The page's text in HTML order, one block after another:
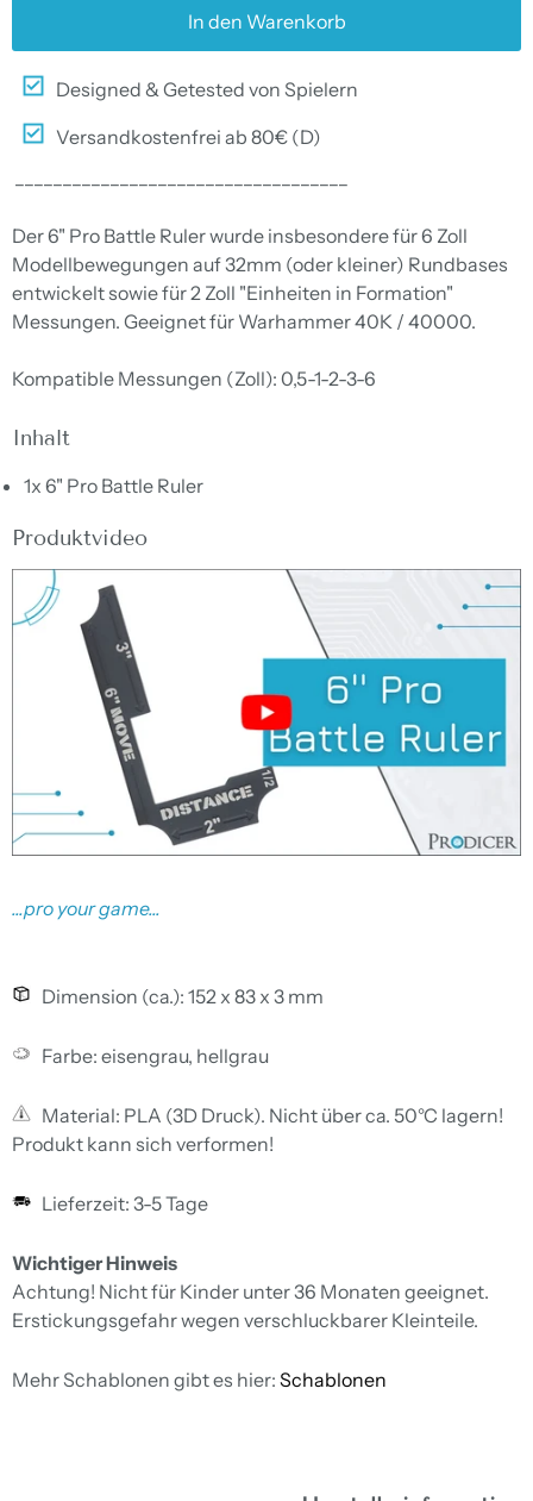
In den Warenkorb
Designed & Getested von Spielern
Versandkostenfrei ab 80€ (D)
Der 6" Pro Battle Ruler wurde insbesondere für 6 Zoll
Modellbewegungen auf 32mm (oder kleiner) Rundbases
entwickelt sowie für 2 Zoll "Einheiten in Formation"
Messungen. Geeignet für Warhammer 40K / 40000.
Kompatible Messungen (Zoll): 0,5-1-2-3-6
Inhalt
1x 6" Pro Battle Ruler
Produktvideo
...pro your game...
Dimension (ca.): 152 x 83 x 3 mm
Farbe: eisengrau, hellgrau
Material: PLA (3D Druck). Nicht über ca. 50°C lagern!
Produkt kann sich verformen!
Lieferzeit: 3-5 Tage
Wichtiger Hinweis
Achtung! Nicht für Kinder unter 36 Monaten geeignet.
Erstickungsgefahr wegen verschluckbarer Kleinteile.
Mehr Schablonen gibt es hier: Schablonen